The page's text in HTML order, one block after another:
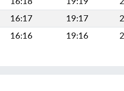
16:17 19:17
16:16 19:16